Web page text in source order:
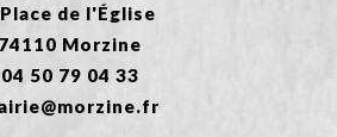
de l'Église
74110 Morzine
04 50 79 04 33